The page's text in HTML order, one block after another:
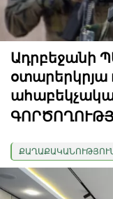
Ադրբեջանի